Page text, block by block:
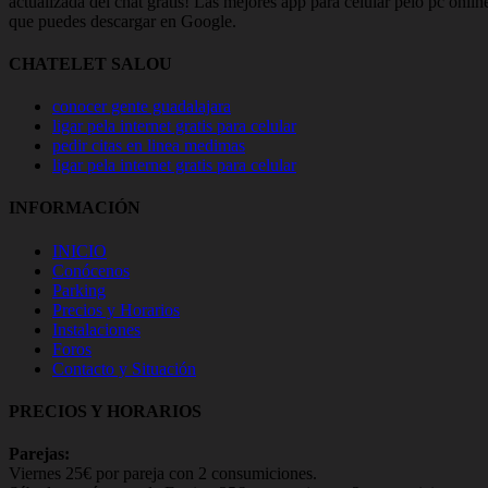
que puedes descargar en Google.
CHATELET SALOU
conocer gente guadalajara
ligar pela internet gratis para celular
pedir citas en linea medimas
ligar pela internet gratis para celular
INFORMACIÓN
INICIO
Conócenos
Parking
Precios y Horarios
Instalaciones
Foros
Contacto y Situación
PRECIOS Y HORARIOS
Parejas:
Viernes 25€ por pareja con 2 consumiciones.